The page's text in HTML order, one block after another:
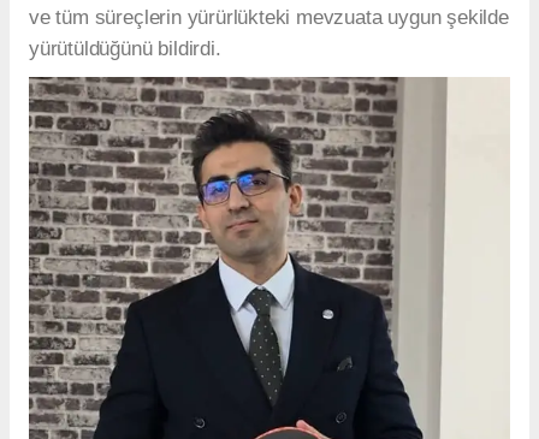
ve tüm süreçlerin yürürlükteki mevzuata uygun şekilde
yürütüldüğünü bildirdi.